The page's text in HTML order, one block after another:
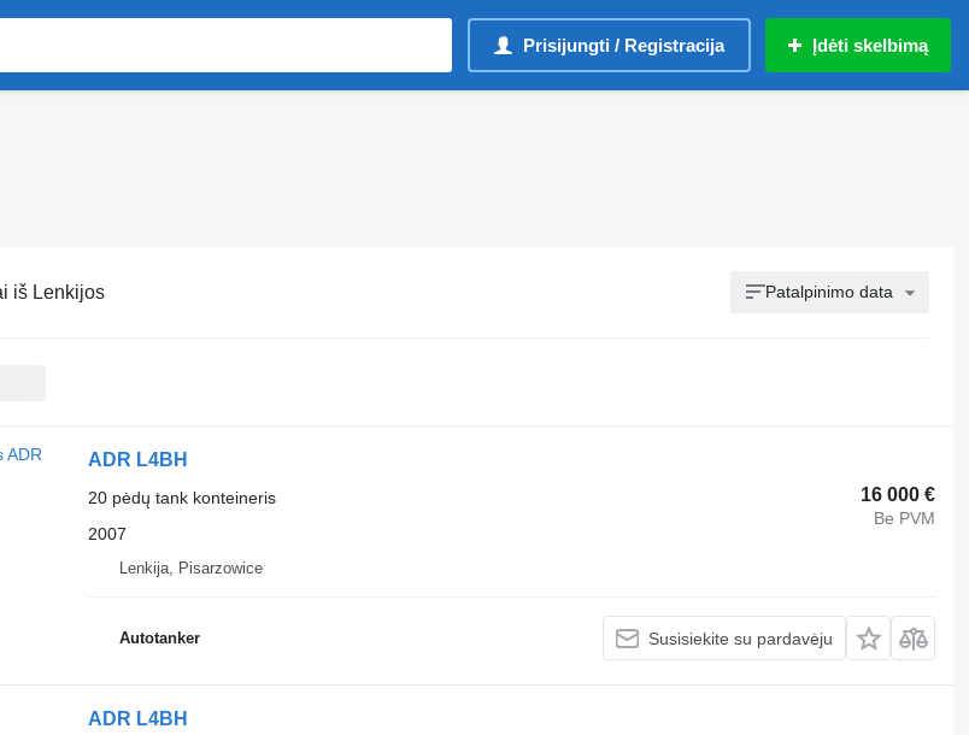
Prisijungti / Registracija Įdėti skelbimą
iš Lenkijos Patalpinimo data
ADR L4BH
16 000 €
Be PVM
20 pėdų tank konteineris
2007
Lenkija, Pisarzowice
Autotanker Susisiekite su pardavėju
ADR L4BH